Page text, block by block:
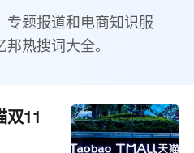
专题报道和电商知识服
热搜词大全。
双11